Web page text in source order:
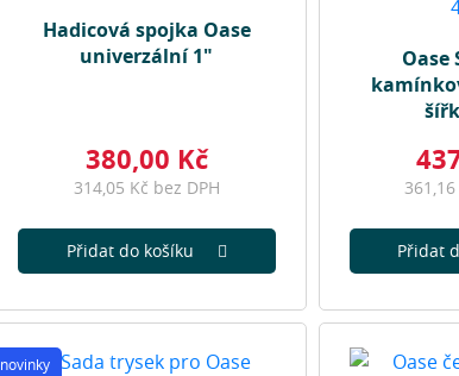
Hadicová spojka Oase
univerzální 1"
380,00 Kč
314,05 Kč bez DPH
Přidat do košíku
Oase
Přidat
novinky